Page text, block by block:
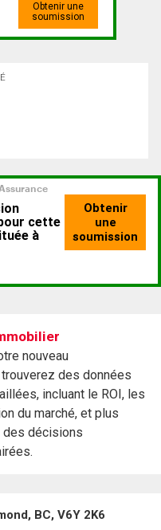
Obtenir une
soumission
nouveau
des données
incluant le ROI, les
du marché, et plus
des décisions
BC, V6Y 2K6